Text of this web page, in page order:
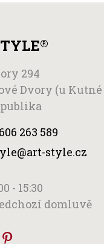
®
294
Dvory (u
263 589
style.cz
- 15:30
domluvě